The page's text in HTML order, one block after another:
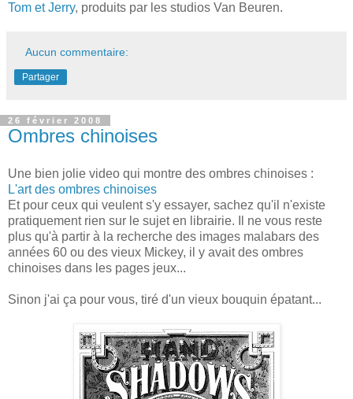
Tom et Jerry, produits par les studios Van Beuren.
Aucun commentaire:
Partager
26 février 2008
Ombres chinoises
Une bien jolie video qui montre des ombres chinoises :
L'art des ombres chinoises
Et pour ceux qui veulent s'y essayer, sachez qu'il n'existe
pratiquement rien sur le sujet en librairie. Il ne vous reste
plus qu'à partir à la recherche des images malabars des
années 60 ou des vieux Mickey, il y avait des ombres
chinoises dans les pages jeux...
Sinon j'ai ça pour vous, tiré d'un vieux bouquin épatant...